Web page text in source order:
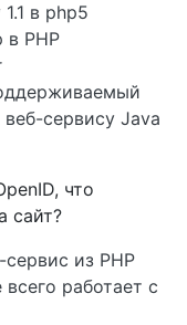
в php5
в PHP
сервису Java
что
сайт?
сервис из PHP
работает с